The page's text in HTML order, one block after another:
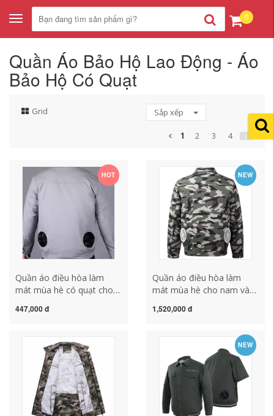
Toggle
navigation
0
Quần Áo Bảo Hộ Lao Động - Áo
Bảo Hộ Có Quạt
Grid Sắp xếp
1 2 3 4
HOT
Quần áo điều hòa làm
mát mùa hè có quạt cho
sạc điện lạnh bảo hộ lao
lao động phong cách nam
áo bao ho lao dong áo
phản quang bảo hộ
447,000 đ
NEW
Quần áo điều hòa làm
mát mùa hè cho nam và
quần áo quạt sạc thợ hàn
công nhân quần áo bảo hộ
lao động quần áo bảo hộ
lao động bảo hộ lao đông
cho công nhân
1,520,000 đ
NEW